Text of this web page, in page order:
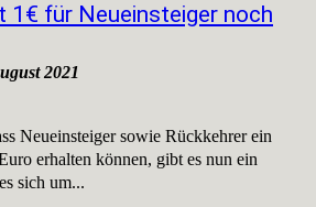
1€ für Neueinsteiger noch
2021
Neueinsteiger sowie Rückkehrer ein
erhalten können, gibt es nun ein
sich um...